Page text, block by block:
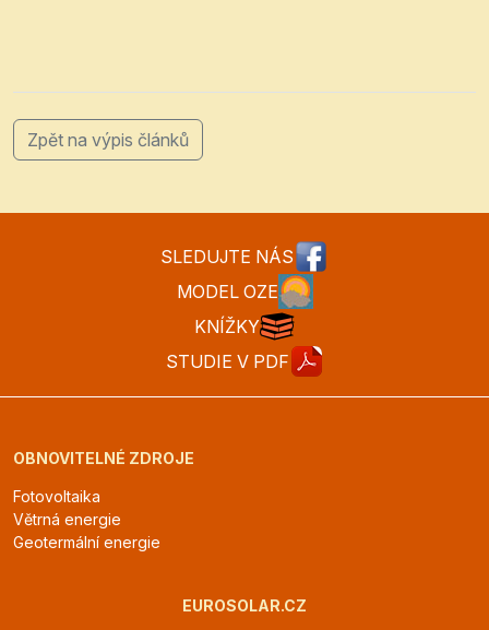
Zpět na výpis článků
SLEDUJTE NÁS
MODEL OZE
KNÍŽKY
STUDIE V PDF
OBNOVITELNÉ ZDROJE
Fotovoltaika
Větrná energie
Geotermální energie
EUROSOLAR.CZ